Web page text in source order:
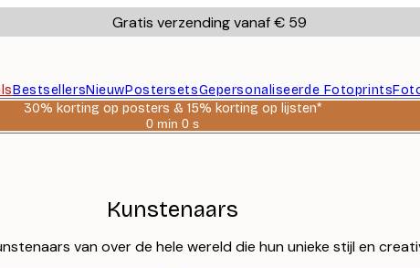
Gratis verzending vanaf € 59
BestsellersNieuwPostersetsGepersonaliseerde Fotoprints
30% korting op posters & 15% korting op lijsten*
0 min 0 s
Geldig
Kunstenaars
van over de hele wereld die hun unieke stijl en